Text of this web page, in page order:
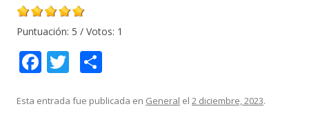
Puntuación: 5 / Votos: 1
F
e
T
itt m
Esta entrada fue publicada en General el 2 diciembre, 2023.